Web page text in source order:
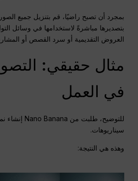
بمجرد أن تصبح راضيًا، قم بتنزيل جميع الصور
بتصديرها مباشرةً لاستخدامها في وسائل
العروض التقديمية أو سرد القصص أو
مثال حقيقي:
في العمل
سيناريوهات.
وهذه هي النتيجة: